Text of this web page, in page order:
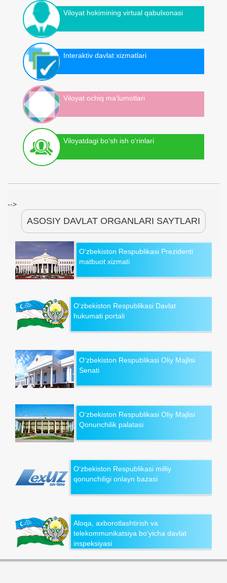
Viloyat hokimining virtual qabulxonasi
Interaktiv davlat xizmatlari
Viloyat ochiq ma'lumotlari
Viloyatdagi bo‘sh ish o‘rinlari
-->
ASOSIY DAVLAT ORGANLARI SAYTLARI
O‘zbekiston Respublikasi Prezidenti
matbuot xizmati
O‘zbekiston Respublikasi Davlat
hukumati portali
O‘zbekiston Respublikasi Oliy Majlisi
Senati
O‘zbekiston Respublikasi Oliy Majlisi
Qonunchilik palatasi
O‘zbekiston Respublikasi milliy
qonunchiligi onlayn bazasi
Aloqa, axborotlashtirish va
telekommunikatsiya bo‘yicha davlat
inspeksiyasi